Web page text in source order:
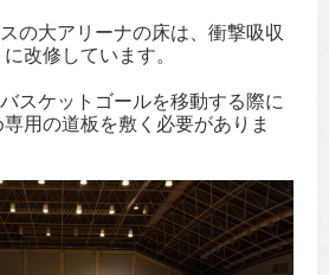
の大アリーナの床は、衝撃吸収
改修しています。
スケットゴールを移動する際に
用の道板を敷く必要がありま